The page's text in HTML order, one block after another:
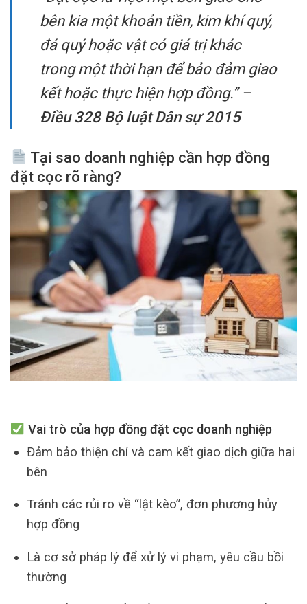
bên kia một khoản tiền, kim khí quý,
đá quý hoặc vật có giá trị khác
trong một thời hạn để bảo đảm giao
kết hoặc thực hiện hợp đồng.”–
Điều 328 Bộ luật Dân sự 2015
Tại sao doanh nghiệp cần hợp đồng
đặt cọc rõ ràng?
Vai trò của hợp đồng đặt cọc doanh nghiệp
Đảm bảo thiện chí và cam kết giao dịch giữa hai
bên
Tránh các rủi ro về “lật kèo”, đơn phương hủy
hợp đồng
Là cơ sở pháp lý để xử lý vi phạm, yêu cầu bồi
thường